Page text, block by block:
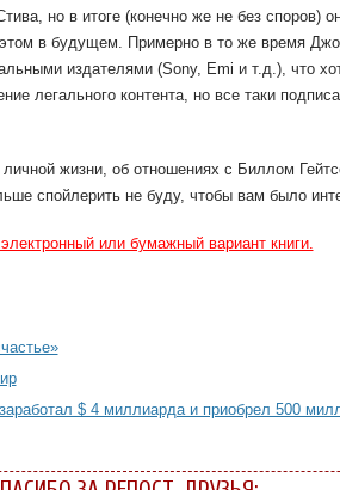
но в итоге (конечно же не без споров)
в будущем. Примерно в то же время
издателями (Sony, Emi и т.д.), что
легального контента, но все таки
жизни, об отношениях с Биллом
спойлерить не буду, чтобы вам было
или бумажный вариант книги.
$ 4 миллиарда и приобрел 500